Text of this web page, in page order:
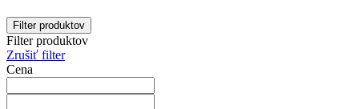
Filter produktov
Filter produktov
Zrušiť filter
Cena